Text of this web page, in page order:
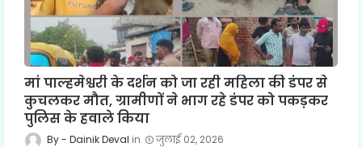
मां पाल्हमेश्वरी के दर्शन को जा रही महिला की डंपर से
कुचलकर मौत, ग्रामीणों ने भाग रहे डंपर को पकड़कर
पुलिस के हवाले किया
Dainik Deval जुलाई 02, 2026